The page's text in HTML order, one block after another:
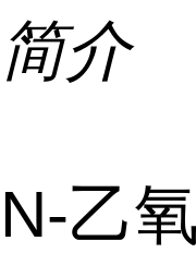
简介
N-乙